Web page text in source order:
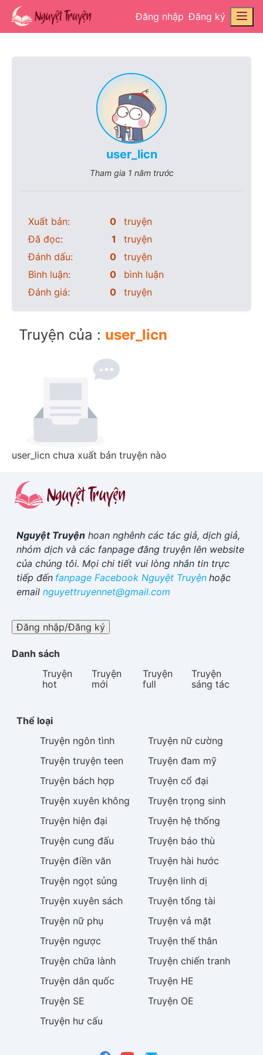
Đăng nhập Đăng ký
user_licn
Tham gia 1 năm trước
Xuất bản: 0
truyện
Đã đọc:
1
truyện
Đánh dấu:
0
truyện
Bình luận:
0
bình luận
Đánh giá:
0 truyện
Truyện của : user_licn
user_licn chưa xuất bản truyện nào
Nguyệt Truyện hoan nghênh các tác giả, dịch giả,
nhóm dịch và các fanpage đăng truyện lên website
của chúng tôi. Mọi chi tiết vui lòng nhắn tin trực
tiếp đến fanpage Facebook Nguyệt Truyện hoặc
email nguyettruyennet@gmail.com
Đăng nhập/Đăng ký
Danh sách
Truyện
hot
Truyện
mới
Truyện
full
Truyện
sáng tác
Thể loại
Truyện ngôn tình Truyện nữ cường
Truyện truyện teen Truyện đam mỹ
Truyện bách hợp Truyện cổ đại
Truyện xuyên không Truyện trọng sinh
Truyện hiện đại Truyện hệ thống
Truyện cung đấu Truyện báo thù
Truyện điền văn Truyện hài hước
Truyện ngọt sủng Truyện linh dị
Truyện xuyên sách Truyện tổng tài
Truyện nữ phụ Truyện vả mặt
Truyện ngược Truyện thế thân
Truyện chữa lành Truyện chiến tranh
Truyện dân quốc Truyện HE
Truyện SE Truyện OE
Truyện hư cấu